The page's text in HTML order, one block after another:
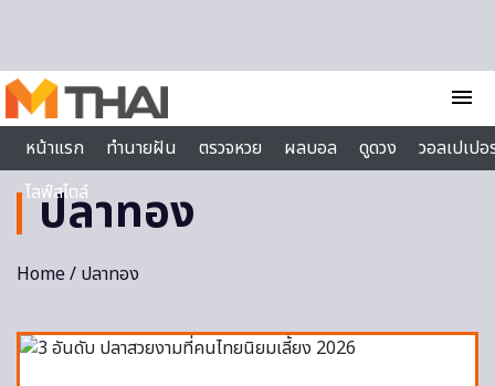
menu
หน้าแรก
ทำนายฝัน ตรวจหวย ผลบอล ดูดวง
วอลเปเป
ไลฟ์สไตล์
ปลาทอง
Home/ ปลาทอง